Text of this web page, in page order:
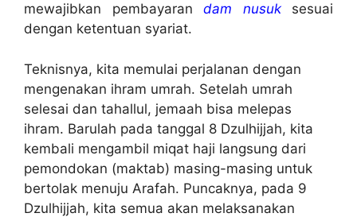
mewajibkan pembayaran dam nusuksesuai
dengan ketentuan syariat.
Teknisnya, kita memulai perjalanan dengan
mengenakan ihram umrah. Setelah umrah
selesai dan tahallul, jemaah bisa melepas
ihram. Barulah pada tanggal 8 Dzulhijjah, kita
kembali mengambil miqat haji langsung dari
pemondokan (maktab) masing-masing untuk
bertolak menuju Arafah. Puncaknya, pada 9
Dzulhijjah, kita semua akan melaksanakan